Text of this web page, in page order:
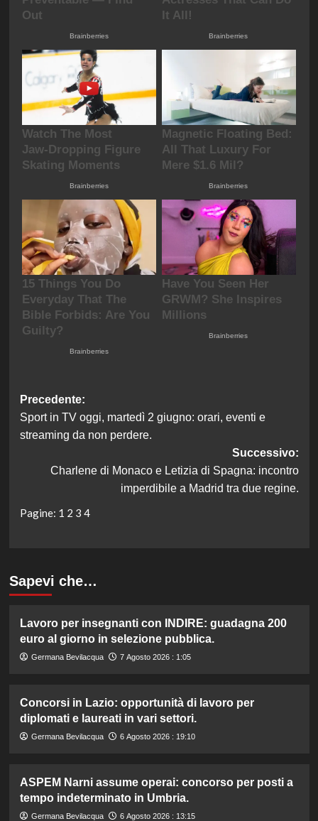
Navigazione
articolo
Precedente:
Sport in TV oggi, martedì 2 giugno: orari, eventi e
streaming da non perdere.
Successivo:
Charlene di Monaco e Letizia di Spagna: incontro
imperdibile a Madrid tra due regine.
Pagine: 1 2 3 4
Sapevi che…
Lavoro per insegnanti con INDIRE: guadagna 200
euro al giorno in selezione pubblica.
Germana Bevilacqua 7 Agosto 2026 : 1:05
Concorsi in Lazio: opportunità di lavoro per
diplomati e laureati in vari settori.
Germana Bevilacqua 6 Agosto 2026 : 19:10
ASPEM Narni assume operai: concorso per posti a
tempo indeterminato in Umbria.
Germana Bevilacqua 6 Agosto 2026 : 13:15